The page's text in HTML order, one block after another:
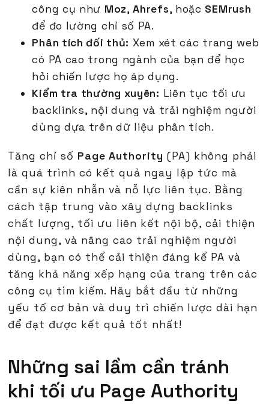
công cụ như Moz,Ahrefs, hoặc SEMrush
để đo lường chỉ số PA.
Phân tích đối thủ: Xem xét các trang web
có PA cao trong ngành của bạn để học
hỏi chiến lược họ áp dụng.
Kiểm tra thường xuyên: Liên tục tối ưu
backlinks, nội dung và trải nghiệm người
dùng dựa trên dữ liệu phân tích.
Tăng chỉ số Page Authority (PA) không phải
là quá trình có kết quả ngay lập tức mà
cần sự kiên nhẫn và nỗ lực liên tục. Bằng
cách tập trung vào xây dựng backlinks
chất lượng, tối ưu liên kết nội bộ, cải thiện
nội dung, và nâng cao trải nghiệm người
dùng, bạn có thể cải thiện đáng kể PA và
tăng khả năng xếp hạng của trang trên các
công cụ tìm kiếm. Hãy bắt đầu từ những
yếu tố cơ bản và duy trì chiến lược dài hạn
để đạt được kết quả tốt nhất!
Những sai lầm cần tránh
khi tối ưu Page Authority